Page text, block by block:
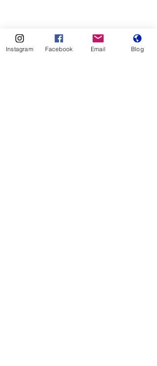
Instagram Facebook Email Blog